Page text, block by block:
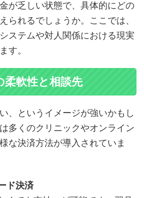
が乏しい状態で、具体的にどの
られるでしょうか。ここでは、
ステムや対人関係における現実
す。
柔軟性と相談先
、というイメージが強いかもし
多くのクリニックやオンライン
な決済方法が導入されていま
ド決済